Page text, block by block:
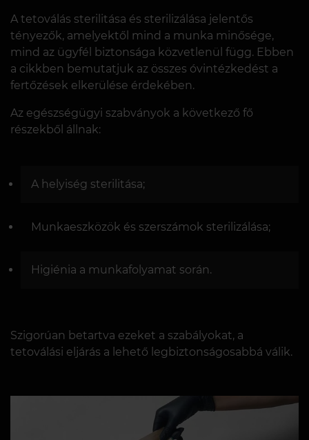
A tetoválás sterilitása és sterilizálása jelentős
tényezők, amelyektől mind a munka minősége,
mind az ügyfél biztonsága közvetlenül függ. Ebben
a cikkben bemutatjuk az összes óvintézkedést a
fertőzések elkerülése érdekében.
Az egészségügyi szabványok a következő fő
részekből állnak:
A helyiség sterilitása;
Munkaeszközök és szerszámok sterilizálása;
Higiénia a munkafolyamat során.
Szigorúan betartva ezeket a szabályokat, a
tetoválási eljárás a lehető legbiztonságosabbá válik.